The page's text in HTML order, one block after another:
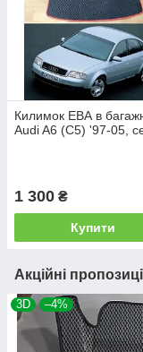
Килимок ЕВА в
Audi A6 (C5) '97-05,
1 300 ₴
Купити
Акційні
3D –4%